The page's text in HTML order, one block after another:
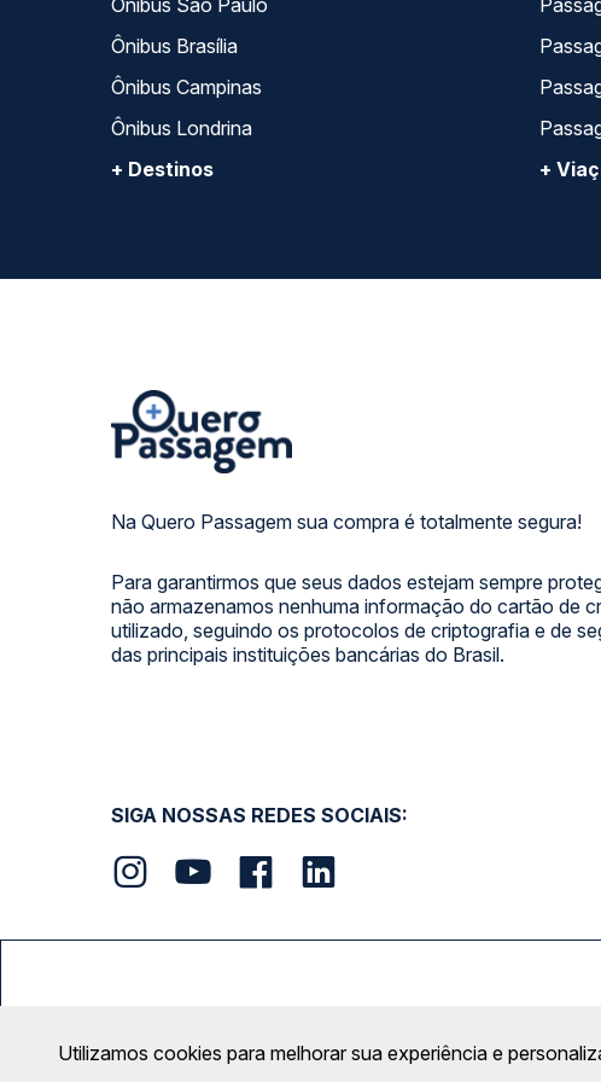
Ônibus São Paulo
Ônibus Brasília
Ônibus Campinas
Ônibus Londrina
+ Destinos
+
Na Quero Passagem sua compra é totalmente segura!
Para garantirmos que seus dados estejam sempre
não armazenamos nenhuma informação do cartão de
utilizado, seguindo os protocolos de criptografia e de
das principais instituições bancárias do Brasil.
SIGA NOSSAS REDES SOCIAIS:
Utilizamos cookies para melhorar sua experiência e